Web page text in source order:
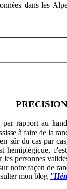
dans les
par rapport au
à faire de la
sûr du cas par
hémiplégique,
personnes
notre façon de
mon blog